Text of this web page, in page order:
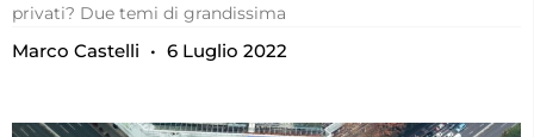
privati? Due temi di grandissima
Marco Castelli 6 Luglio 2022